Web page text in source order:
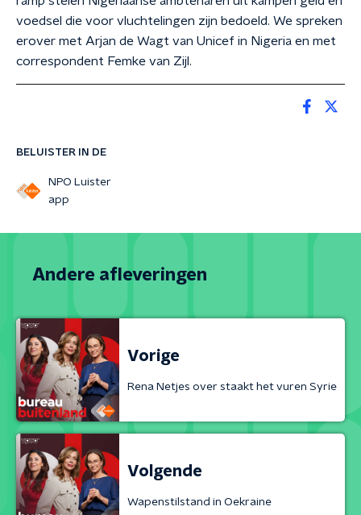
BELUISTER IN DE
NPO Luister
app
voedsel die voor vluchtelingen zijn bedoeld. We spreken
erover met Arjan de Wagt van Unicef in Nigeria en met
correspondent Femke van Zijl.
Andere afleveringen
Vorige
Rena Netjes over staakt het vuren Syrie
Volgende
Wapenstilstand in Oekraine